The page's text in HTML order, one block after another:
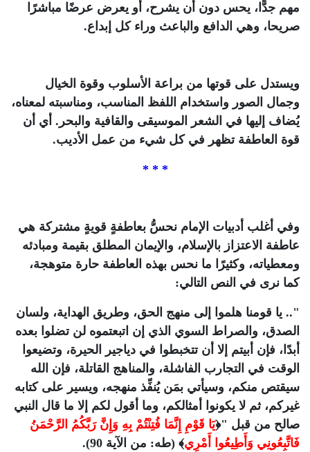
مهم جدًّا، يحس دون أن يشرح، أو يعرض عرضًا مباشرًا
صريحا، وهي الدافع والباعث وراء كل إبداع.
ويستدل على قوتها من براعة الأسلوب وقوة الخيال
وجمال الصور واستخدام اللفظ المناسب، ومناسبته لمعناه،
يُضاف إليها في الشعر الموسيقى والقافية والبحر. أي أن
قوة العاطفة تظهر في كل شيء من عمل الأديب.
* * *
وفي أغلب أدبيات الإمام نحسُّ بعاطفةٍ قويةٍ مشتركة هي
عاطفة الاعتزاز بالإسلام، والإيمان المطلق بقيمة ومبادئه
ومعطياته، وكثيرًا ما نحس بهذه العاطفة حارة متوهجة،
كما نرى في النص التالي:
".. يا قومنا هلموا إلى منهج الحق، وطريق الهداية، ولسان
الصدق، والصراط السوي الذي إن اتبعتموه لن تضلوا بعده
أبدًا، فإن أبيتم إلا أن تتخبطوا في دياجير الحيرة، وتضيعوا
الوقت في التجارب الفاشلة، والمناهج القاتلة، فإن الله
سيقتص منكم، وسيأتي بمَن يُنفِّذ منهجه، ويسير على كتابه
غيركم، ثم لا يكونوا أمثالكم، وما أقول لكم إلا ما قال النبي
صالح من قبل "﴿يَا قَوْمِ إِنَّمَا فُتِنْتُمْ بِهِ وَإِنَّ رَبَّكُمُ الرَّحْمَنُ
فَاتَّبِعُونِي وَأَطِيعُوا أَمْرِي﴾ (طه: من الآية 90).